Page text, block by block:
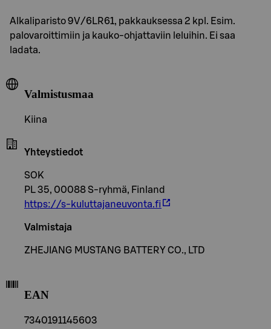
Alkaliparisto 9V/6LR61, pakkauksessa 2 kpl. Esim.
palovaroittimiin ja kauko-ohjattaviin leluihin. Ei saa
ladata.
Valmistusmaa
Kiina
Yhteystiedot
SOK
PL 35, 00088 S-ryhmä, Finland
https://s-kuluttajaneuvonta.fi
Valmistaja
ZHEJIANG MUSTANG BATTERY CO., LTD
EAN
7340191145603